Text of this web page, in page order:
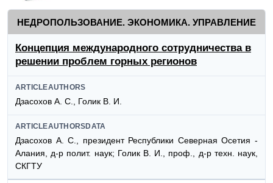
НЕДРОПОЛЬЗОВАНИЕ. ЭКОНОМИКА. УПРАВЛЕНИЕ
Концепция международного сотрудничества в
решении проблем горных регионов
ARTICLEAUTHORS
Дзасохов А. С., Голик В. И.
ARTICLEAUTHORSDATA
Дзасохов А. С., президент Республики Северная Осетия -
Алания, д-р полит. наук; Голик В. И., проф., д-р техн. наук,
СКГТУ